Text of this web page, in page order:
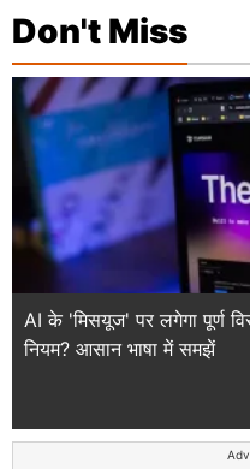
Don't Miss
AI के 'मिसयूज' पर लगेगा पूर्ण
नियम? आसान भाषा में समझें